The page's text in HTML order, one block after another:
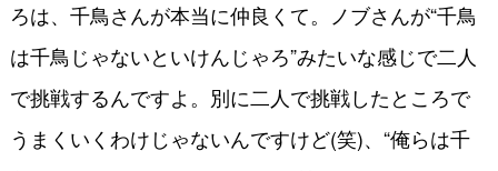
ろは、千鳥さんが本当に仲良くて。ノブさんが“千鳥
は千鳥じゃないといけんじゃろ”みたいな感じで二人
で挑戦するんですよ。別に二人で挑戦したところで
うまくいくわけじゃないんですけど(笑)、“俺らは千